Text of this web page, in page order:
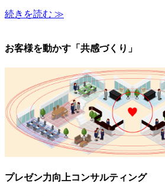
続きを読む ≫
お客様を動かす「共感づくり」
プレゼン力向上コンサルティング